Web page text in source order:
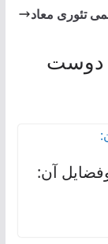
تئوری معاد
دوست
آن: